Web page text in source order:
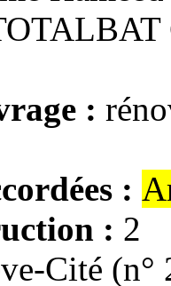
:
:
: 2
Cité (n°